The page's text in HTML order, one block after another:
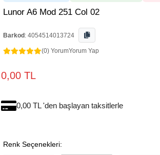
Lunor A6 Mod 251 Col 02
Barkod : 4054514013724
(0) YorumYorum Yap
0,00 TL
0,00 TL 'den başlayan taksitlerle
Renk Seçenekleri: